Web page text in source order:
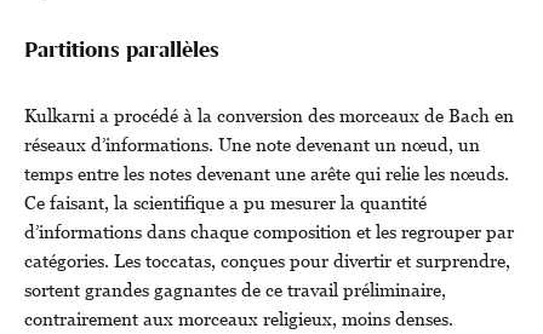
Partitions parallèles
Kulkarni a procédé à la conversion des morceaux de Bach en
réseaux d’informations. Une note devenant un nœud, un
temps entre les notes devenant une arête qui relie les nœuds.
Ce faisant, la scientifique a pu mesurer la quantité
d’informations dans chaque composition et les regrouper par
catégories. Les toccatas, conçues pour divertir et surprendre,
sortent grandes gagnantes de ce travail préliminaire,
contrairement aux morceaux religieux, moins denses.